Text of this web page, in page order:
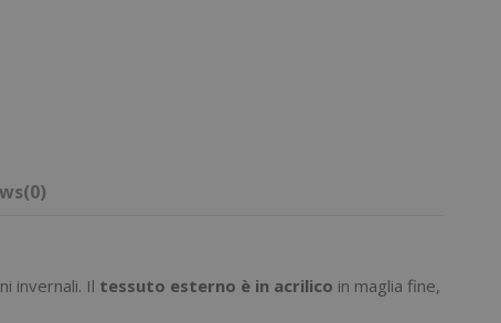
(0)
invernali. Il tessuto esterno è in acrilico in maglia fine,